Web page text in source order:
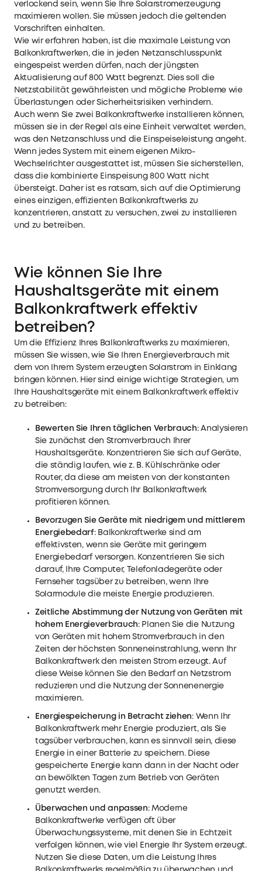
verlockend sein, wenn Sie Ihre Solarstromerzeugung
maximieren wollen. Sie müssen jedoch die geltenden
Vorschriften einhalten.
Wie wir erfahren haben, ist die maximale Leistung von
Balkonkraftwerken, die in jeden Netzanschlusspunkt
eingespeist werden dürfen, nach der jüngsten
Aktualisierung auf 800 Watt begrenzt. Dies soll die
Netzstabilität gewährleisten und mögliche Probleme wie
Überlastungen oder Sicherheitsrisiken verhindern.
Auch wenn Sie zwei Balkonkraftwerke installieren können,
müssen sie in der Regel als eine Einheit verwaltet werden,
was den Netzanschluss und die Einspeiseleistung angeht.
Wenn jedes System mit einem eigenen Mikro-
Wechselrichter ausgestattet ist, müssen Sie sicherstellen,
dass die kombinierte Einspeisung 800 Watt nicht
übersteigt. Daher ist es ratsam, sich auf die Optimierung
eines einzigen, effizienten Balkonkraftwerks zu
konzentrieren, anstatt zu versuchen, zwei zu installieren
und zu betreiben.
Wie können Sie Ihre
Haushaltsgeräte mit einem
Balkonkraftwerk effektiv
betreiben?
Um die Effizienz Ihres Balkonkraftwerks zu maximieren,
müssen Sie wissen, wie Sie Ihren Energieverbrauch mit
dem von Ihrem System erzeugten Solarstrom in Einklang
bringen können. Hier sind einige wichtige Strategien, um
Ihre Haushaltsgeräte mit einem Balkonkraftwerk effektiv
zu betreiben:
Bewerten Sie Ihren täglichen Verbrauch: Analysieren
Sie zunächst den Stromverbrauch Ihrer
Haushaltsgeräte. Konzentrieren Sie sich auf Geräte,
die ständig laufen, wie z. B. Kühlschränke oder
Router, da diese am meisten von der konstanten
Stromversorgung durch Ihr Balkonkraftwerk
profitieren können.
Bevorzugen Sie Geräte mit niedrigem und mittlerem
Energiebedarf: Balkonkraftwerke sind am
effektivsten, wenn sie Geräte mit geringem
Energiebedarf versorgen. Konzentrieren Sie sich
darauf, Ihre Computer, Telefonladegeräte oder
Fernseher tagsüber zu betreiben, wenn Ihre
Solarmodule die meiste Energie produzieren.
Zeitliche Abstimmung der Nutzung von Geräten mit
hohem Energieverbrauch: Planen Sie die Nutzung
von Geräten mit hohem Stromverbrauch in den
Zeiten der höchsten Sonneneinstrahlung, wenn Ihr
Balkonkraftwerk den meisten Strom erzeugt. Auf
diese Weise können Sie den Bedarf an Netzstrom
reduzieren und die Nutzung der Sonnenenergie
maximieren.
Energiespeicherung in Betracht ziehen: Wenn Ihr
Balkonkraftwerk mehr Energie produziert, als Sie
tagsüber verbrauchen, kann es sinnvoll sein, diese
Energie in einer Batterie zu speichern. Diese
gespeicherte Energie kann dann in der Nacht oder
an bewölkten Tagen zum Betrieb von Geräten
genutzt werden.
Überwachen und anpassen: Moderne
Balkonkraftwerke verfügen oft über
Überwachungssysteme, mit denen Sie in Echtzeit
verfolgen können, wie viel Energie Ihr System erzeugt.
Nutzen Sie diese Daten, um die Leistung Ihres
Durch das Fortfahren stimmst du unseren
Nutzungsbedingungenund unserer
Datenschutzhinweis zu.
Sende mir E-Mails mit Neuigkeiten,
Angeboten und Umfragen (Abmeldung
jederzeit möglich).
Registrieren
Schon angemeldet? Jetzt einloggen